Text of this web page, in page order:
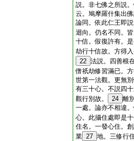
説。非七佛之所説
云。鳩摩羅什集出
論同。依此仁王即
迴向。仍名不同。
十信。假復許有。
劫行十信故。方得
22 法説。四善根
僧祇劫修習滿已。
世第一法觀。更無
有三十心。不説四
觀行別故。
24 離
一處。論亦不相違
心。此攝住處即是
住名。一發心住。
業 27 地。三修行